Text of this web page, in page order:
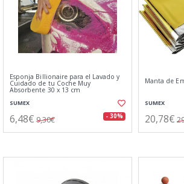
Esponja Billionaire para el Lavado y
Cuidado de tu Coche Muy
Absorbente 30 x 13 cm
SUMEX
6,48€ 9,30€ - 30%
Manta de
SUMEX
20,78€